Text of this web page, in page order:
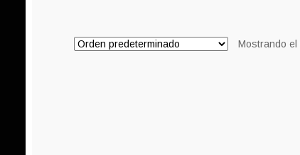
Mostrando